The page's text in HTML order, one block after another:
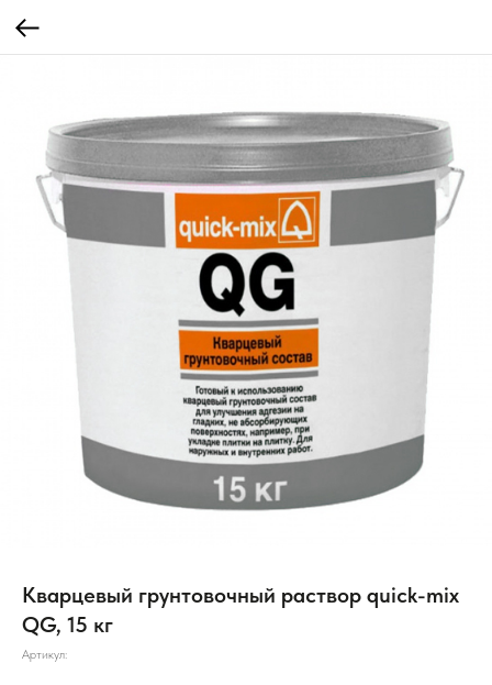
Кварцевый грунтовочный раствор quick-mix
QG, 15 кг
Артикул: